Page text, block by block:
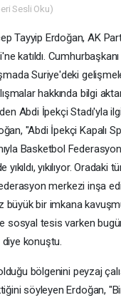
Sesli Oku)
Tayyip Erdoğan, AK
katıldı.
Suriye'deki
hakkında bilgi
Abdi İpekçi Stadı'yla
"Abdi İpekçi Kapalı
Basketbol
yıkılıyor. Oradaki
merkezi inşa
büyük bir imkana
sosyal tesis varken
konuştu.
bölgenini peyzaj
söyleyen Erdoğan,